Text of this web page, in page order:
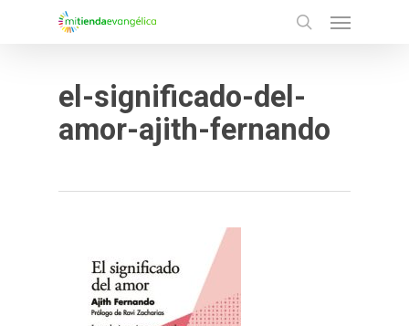
el-significado-del-
amor-ajith-fernando